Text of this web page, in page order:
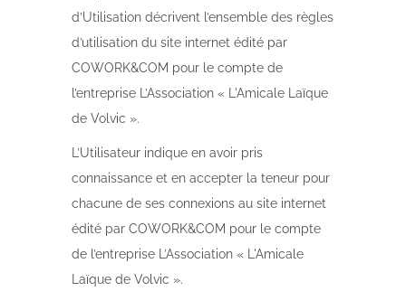
d’Utilisation décrivent l’ensemble des règles
d’utilisation du site internet édité par
COWORK&COM pour le compte de
l’entreprise L’Association « L'Amicale Laïque
de Volvic ».
L’Utilisateur indique en avoir pris
connaissance et en accepter la teneur pour
chacune de ses connexions au site internet
édité par COWORK&COM pour le compte
de l’entreprise L’Association « L'Amicale
Laïque de Volvic ».